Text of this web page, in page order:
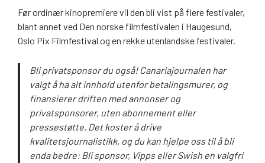
Før ordinær kinopremiere vil den bli vist på flere festivaler,
blant annet ved Den norske filmfestivalen i Haugesund,
Oslo Pix Filmfestival og en rekke utenlandske festivaler.
Bli privatsponsor du også! Canariajournalen har
valgt å ha alt innhold utenfor betalingsmurer, og
finansierer driften med annonser og
privatsponsorer, uten abonnement eller
pressestøtte. Det koster å drive
kvalitetsjournalistikk, og du kan hjelpe oss til å bli
enda bedre: Bli sponsor, Vipps eller Swish en valgfri